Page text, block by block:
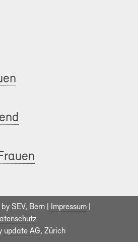
SEV, Bern | Impressum
update AG, Zürich